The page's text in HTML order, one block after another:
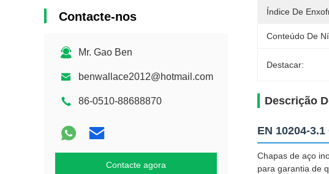
Contacte-nos
Mr. Gao Ben
benwallace2012@hotmail.com
86-0510-88688870
Contacte agora
Índice De
Conteúdo De
Destacar:
Descrição
EN 10204-
Chapas de aço
para garantia de